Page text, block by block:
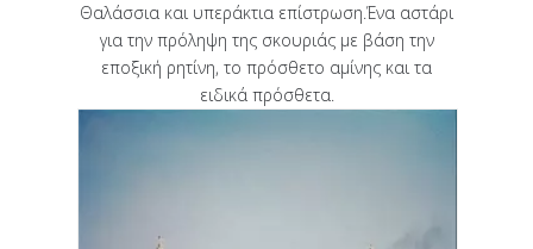
Θαλάσσια και υπεράκτια επίστρωση.Ένα αστάρι
για την πρόληψη της σκουριάς με βάση την
εποξική ρητίνη, το πρόσθετο αμίνης και τα
ειδικά πρόσθετα.